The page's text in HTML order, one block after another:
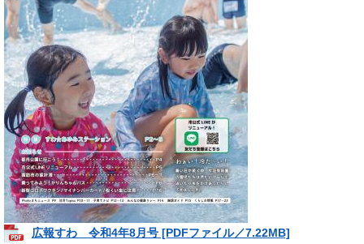
広報すわ 令和4年8月号 [PDFファイル／7.22MB]